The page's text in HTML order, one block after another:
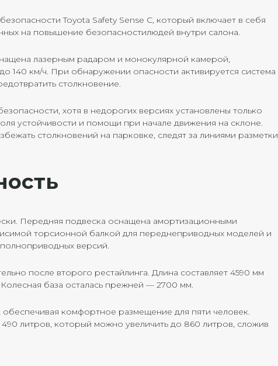
Toyota Safety Sense C, который включает в себя
на повышение безопасностилюдей внутри салона.
лазерным радаром и монокулярной камерой,
140 км/ч. При обнаружении опасности активируется система
столкновение.
хотя в недорогих версиях установлены только
устойчивости и помощи при начале движения на склоне.
столкновений на парковке, следят за линиями разметки
Передняя подвеска оснащена амортизационными
торсионной балкой для переднеприводных моделей и
версий.
после второго рестайлинга. Длина составляет 4590 мм
база осталась прежней — 2700 мм.
обеспечивая комфортное размещение для пяти человек.
литров, который можно увеличить до 860 литров, сложив